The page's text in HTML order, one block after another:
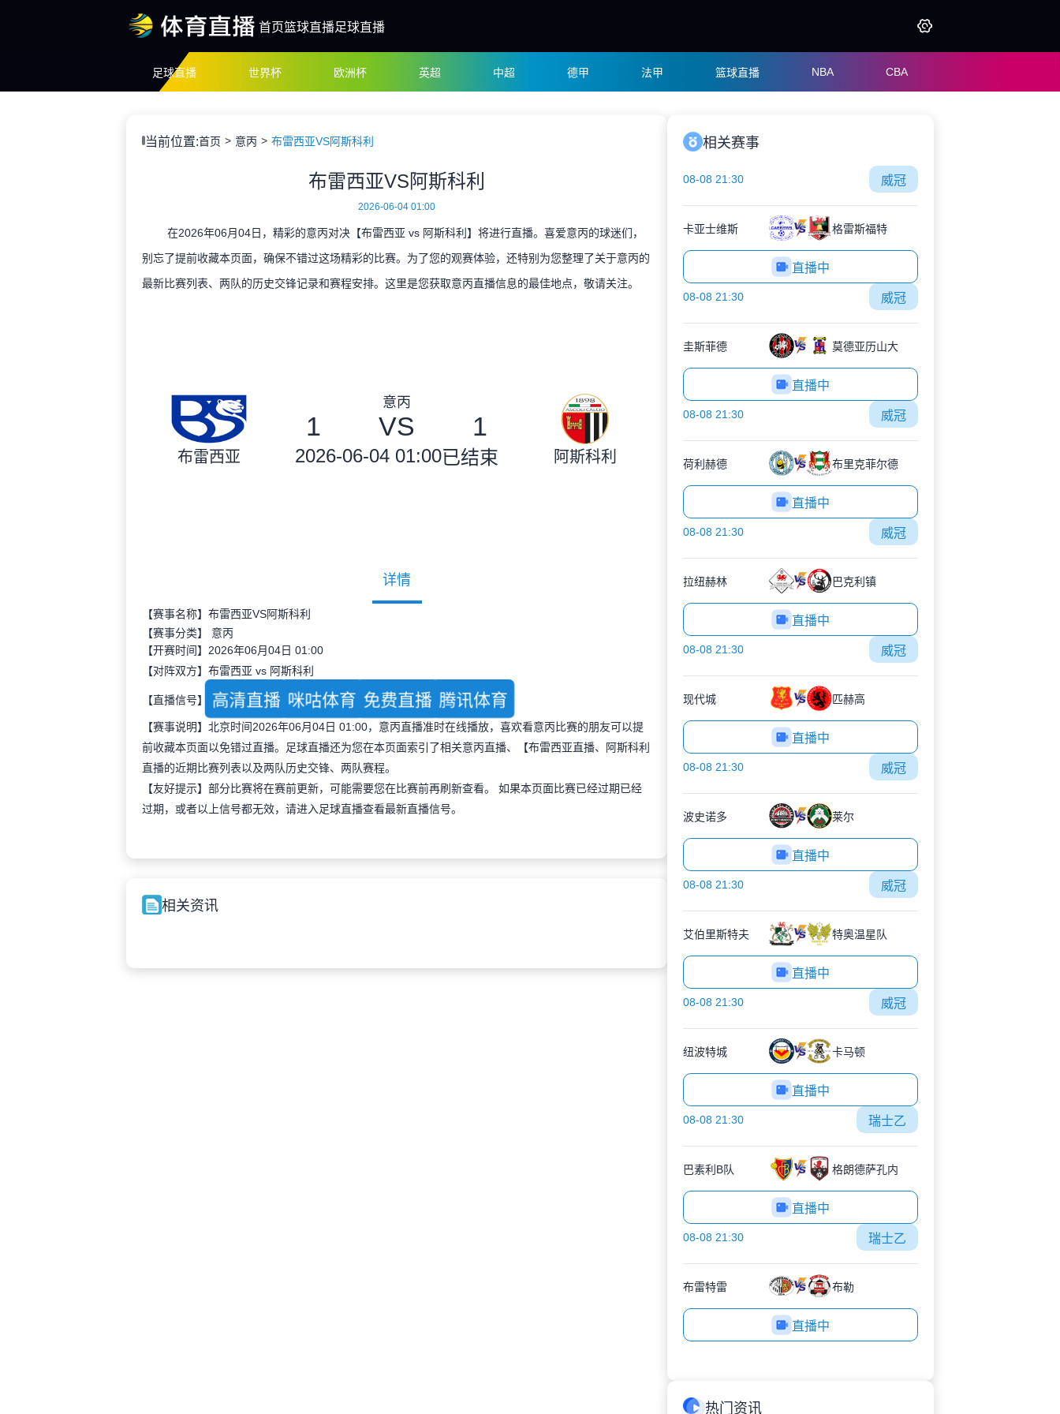
首页篮球直播足球直播
足球直播 世界杯 欧洲杯 英超 中超 德甲 法甲 篮球直播 NBA CBA
当前位置:首页 意丙 布雷西亚VS阿斯科利
布雷西亚VS阿斯科利
2026-06-04 01:00
在2026年06月04日，精彩的意丙对决【布雷西亚 vs 阿斯科利】将进行直播。喜爱意丙的球迷们，
别忘了提前收藏本页面，确保不错过这场精彩的比赛。为了您的观赛体验，还特别为您整理了关于意丙的
最新比赛列表、两队的历史交锋记录和赛程安排。这里是您获取意丙直播信息的最佳地点，敬请关注。
布雷西亚
意丙
1 VS 1
2026-06-04 01:00已结束 阿斯科利
详情
【赛事名称】布雷西亚VS阿斯科利
【赛事分类】 意丙
【开赛时间】2026年06月04日 01:00
【对阵双方】布雷西亚 vs 阿斯科利
【直播信号】 高清直播 咪咕体育 免费直播 腾讯体育
【赛事说明】北京时间2026年06月04日 01:00，意丙直播准时在线播放，喜欢看意丙比赛的朋友可以提
前收藏本页面以免错过直播。足球直播还为您在本页面索引了相关意丙直播、【布雷西亚直播、阿斯科利
直播的近期比赛列表以及两队历史交锋、两队赛程。
【友好提示】部分比赛将在赛前更新，可能需要您在比赛前再刷新查看。 如果本页面比赛已经过期已经
过期，或者以上信号都无效，请进入足球直播查看最新直播信号。
相关资讯
相关赛事
08-08 21:30 威冠
卡亚士维斯 格雷斯福特
直播中
08-08 21:30 威冠
圭斯菲德 莫德亚历山大
直播中
08-08 21:30 威冠
荷利赫德 布里克菲尔德
直播中
08-08 21:30 威冠
拉纽赫林 巴克利镇
直播中
08-08 21:30 威冠
现代城 匹赫高
直播中
08-08 21:30 威冠
波史诺多 莱尔
直播中
08-08 21:30 威冠
艾伯里斯特夫 特奥温星队
直播中
08-08 21:30 威冠
纽波特城 卡马顿
直播中
08-08 21:30 瑞士乙
巴素利B队 格朗德萨孔内
直播中
08-08 21:30 瑞士乙
布雷特雷 布勒
直播中
热门资讯